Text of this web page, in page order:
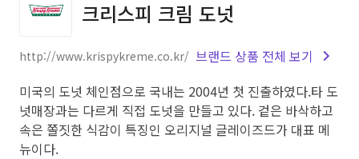
크리스피 크림 도넛
http://www.krispykreme.co.kr/ 브랜드 상품 전체 보기
미국의 도넛 체인점으로 국내는 2004년 첫 진출하였다.타 도
넛매장과는 다르게 직접 도넛을 만들고 있다. 겉은 바삭하고
속은 쫄짓한 식감이 특징인 오리지널 글레이즈드가 대표 메
뉴이다.